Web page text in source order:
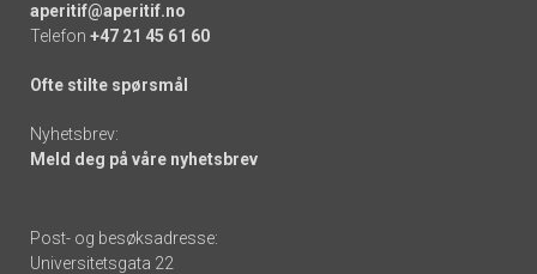
aperitif@aperitif.no
Telefon +47 21 45 61 60
Ofte stilte spørsmål
Nyhetsbrev:
Meld deg på våre nyhetsbrev
Post- og besøksadresse:
Universitetsgata 22